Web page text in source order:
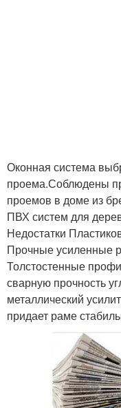
Оконная система
проема.Соблюдены
проемов в доме из
ПВХ систем для
Недостатки
Прочные усиленные
Толстостенные
сварную прочность
металлический
придает раме